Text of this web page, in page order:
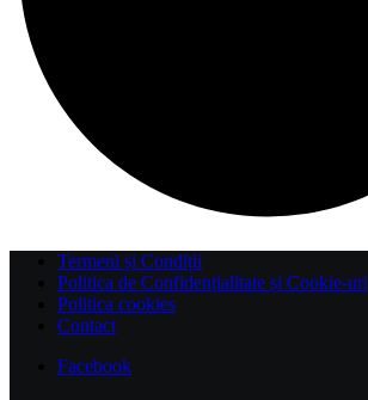
Termeni și Condiții
Politica de Confidențialitate și Cookie-uri
Politica cookies
Contact
Facebook